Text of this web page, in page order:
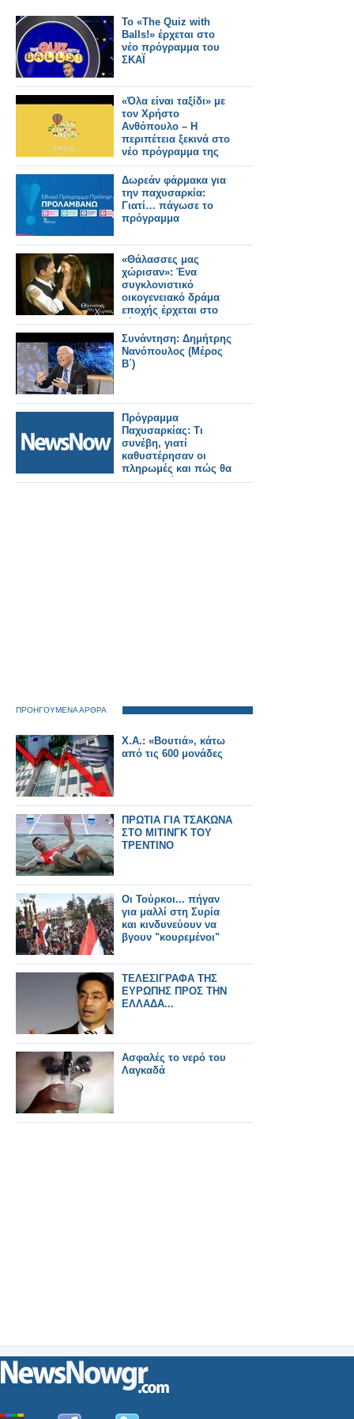
Το «The Quiz with
Balls!» έρχεται στο
νέο πρόγραμμα του
ΣΚΑΪ
«Όλα είναι ταξίδι» με
τον Χρήστο
Ανθόπουλο – Η
περιπέτεια ξεκινά στο
νέο πρόγραμμα της
ΕΡΤ
Δωρεάν φάρμακα για
την παχυσαρκία:
Γιατί… πάγωσε το
πρόγραμμα
«Θάλασσες μας
χώρισαν»: Ένα
συγκλονιστικό
οικογενειακό δράμα
εποχής έρχεται στο
νέο πρόγραμμα της
ΕΡΤ
Συνάντηση: Δημήτρης
Νανόπουλος (Μέρος
Β΄)
Πρόγραμμα
Παχυσαρκίας: Τι
συνέβη, γιατί
καθυστέρησαν οι
πληρωμές και πώς θα
συνεχιστεί
ΠΡΟΗΓΟΥΜΕΝΑ ΑΡΘΡΑ
Χ.Α.: «Βουτιά», κάτω
από τις 600 μονάδες
ΠΡΩΤΙΑ ΓΙΑ ΤΣΑΚΩΝΑ
ΣΤΟ ΜΙΤΙΝΓΚ ΤΟΥ
ΤΡΕΝΤΙΝΟ
Οι Τούρκοι... πήγαν
για μαλλί στη Συρία
και κινδυνεύουν να
βγουν "κουρεμένοι"
ΤΕΛΕΣΙΓΡΑΦΑ ΤΗΣ
ΕΥΡΩΠΗΣ ΠΡΟΣ ΤΗΝ
ΕΛΛΑΔΑ...
Aσφαλές το νερό του
Λαγκαδά